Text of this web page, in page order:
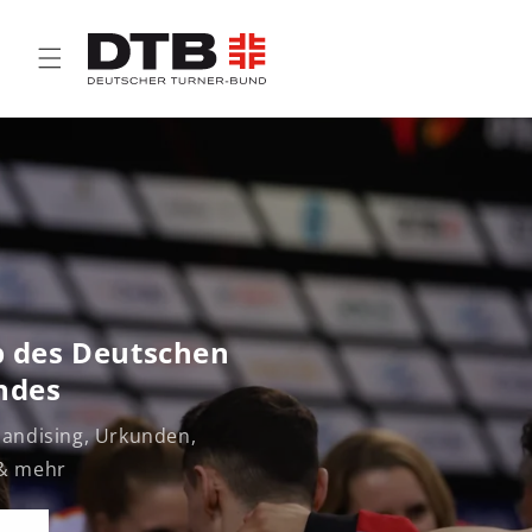
Inhalt
Weltmeisterschaften der
Sportgymnastik
12. bis 16. August 2026 in Frankfurt /
Jetzt Merchandise entdecken